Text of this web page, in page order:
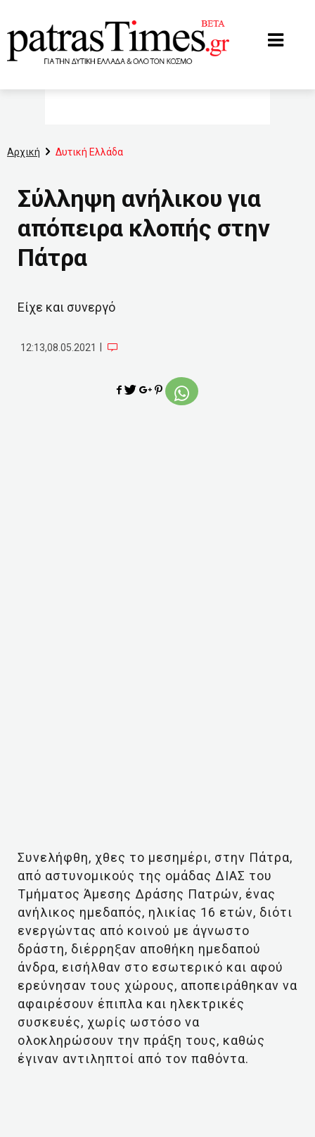
Αρχική Δυτική Ελλάδα
Σύλληψη ανήλικου για
απόπειρα κλοπής στην
Πάτρα
Είχε και συνεργό
12:13,08.05.2021
Συνελήφθη, χθες το μεσημέρι, στην Πάτρα,
από αστυνομικούς της ομάδας ΔΙΑΣ του
Τμήματος Άμεσης Δράσης Πατρών, ένας
ανήλικος ημεδαπός, ηλικίας 16 ετών, διότι
ενεργώντας από κοινού με άγνωστο
δράστη, διέρρηξαν αποθήκη ημεδαπού
άνδρα, εισήλθαν στο εσωτερικό και αφού
ερεύνησαν τους χώρους, αποπειράθηκαν να
αφαιρέσουν έπιπλα και ηλεκτρικές
συσκευές, χωρίς ωστόσο να
ολοκληρώσουν την πράξη τους, καθώς
έγιναν αντιληπτοί από τον παθόντα.